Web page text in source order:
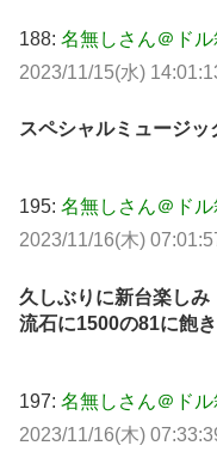
188: 名無しさん＠ド
2023/11/15(水)
スペシャルミュージ
195: 名無しさん＠ドル
2023/11/16(木)
久しぶりに新台楽しみ
流石に1500の81に飽
197: 名無しさん＠ド
2023/11/16(木)